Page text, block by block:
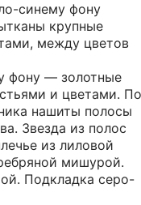
синему фону
крупные
между цветов
фону — золотные
и цветами. По
нашиты полосы
Звезда из полос
из лиловой
мишурой.
Подкладка серо-